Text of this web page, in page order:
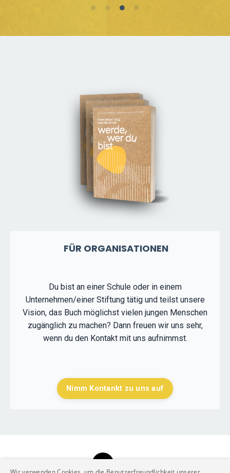
FÜR ORGANISATIONEN
Du bist an einer Schule oder in einem
Unternehmen/einer Stiftung tätig und teilst unsere
Vision, das Buch möglichst vielen jungen Menschen
zugänglich zu machen? Dann freuen wir uns sehr,
wenn du den Kontakt mit uns aufnimmst.
Nimm Kontankt zu uns auf